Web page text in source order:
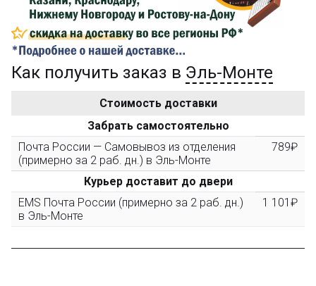
...на следующий заказ
Золотая скидка
персональная
10%
3000 рублей, Вы получите постоянную скидку на все
повторные заказы - 10%
Скидка за обзор
(фото сборки) до 10%
Как получить заказ в Эль-Монте
Стоимость доставки
Забрать самостоятельно
Почта России — Самовывоз из отделения
(примерно за 2 раб. дн.) в Эль-Монте
789₽
Курьер доставит до двери
EMS Почта России (примерно за 2 раб. дн.)
в Эль-Монте
1 101₽